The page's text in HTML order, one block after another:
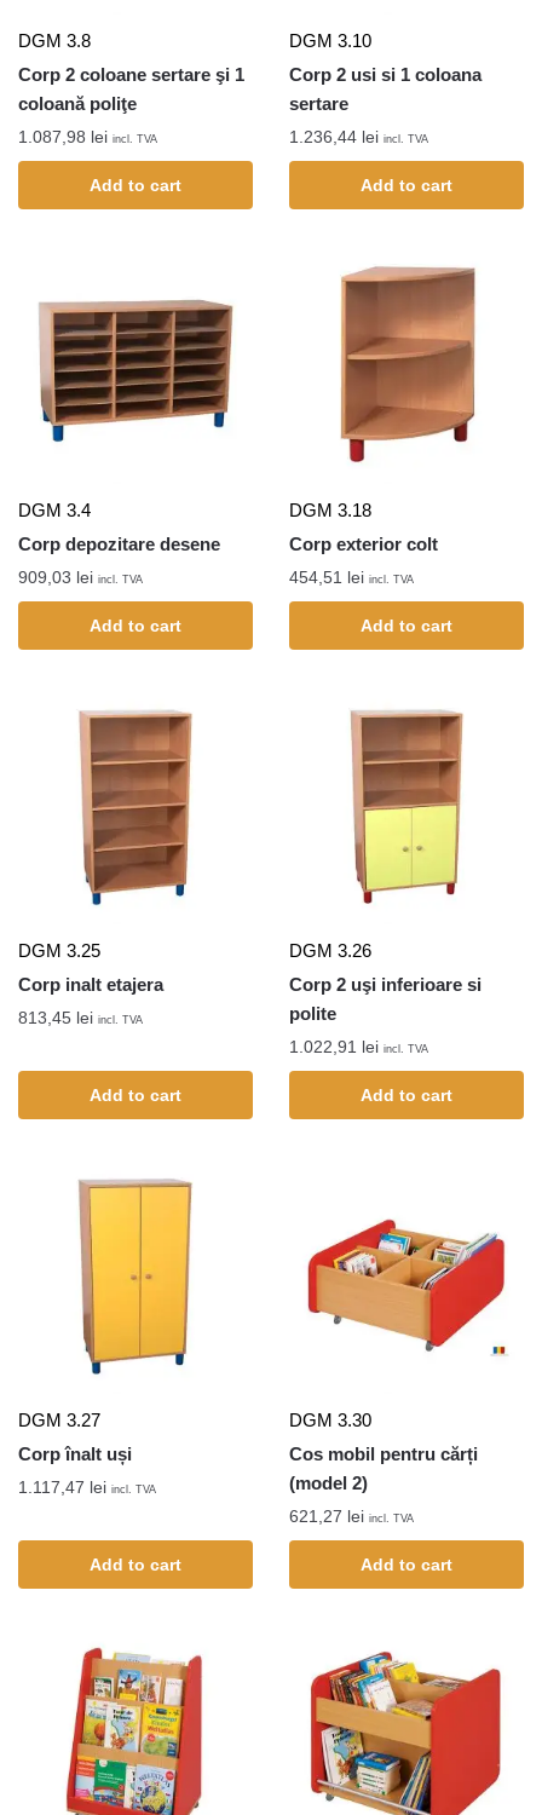
DGM 3.8
Corp 2 coloane sertare şi 1
coloană poliţe
1.087,98 lei incl. TVA
Add to cart
DGM 3.10
Corp 2 usi si 1 coloana
sertare
1.236,44 lei incl. TVA
Add to cart
DGM 3.4
Corp depozitare desene
909,03 lei incl. TVA
Add to cart
DGM 3.18
Corp exterior colt
454,51 lei incl. TVA
Add to cart
DGM 3.25
Corp inalt etajera
813,45 lei incl. TVA
Add to cart
DGM 3.26
Corp 2 uşi inferioare si
polite
1.022,91 lei incl. TVA
Add to cart
DGM 3.27
Corp înalt uși
1.117,47 lei incl. TVA
Add to cart
DGM 3.30
Cos mobil pentru cărți
(model 2)
621,27 lei incl. TVA
Add to cart